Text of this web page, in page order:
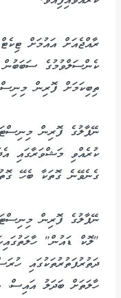
ރާއްޖެއަށް އައުމަށް
ތިބިކަމަށް ފޮރިން
ނޭޕާލުގެ ފޮރިން
ކުރެއްވި މަޝްވަރާގައި
ގެނެވޭނެ ގޮތަކާ ބެހޭ
ނޭޕާލުގެ ފޮރިން
"ލޮކް ޑައުން"
ދަތުރުފަތުރުތަކުގައި
ހާލަތަށް ބަދަލު